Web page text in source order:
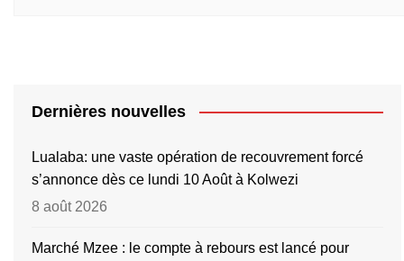
Dernières nouvelles
Lualaba: une vaste opération de recouvrement forcé
s’annonce dès ce lundi 10 Août à Kolwezi
8 août 2026
Marché Mzee : le compte à rebours est lancé pour